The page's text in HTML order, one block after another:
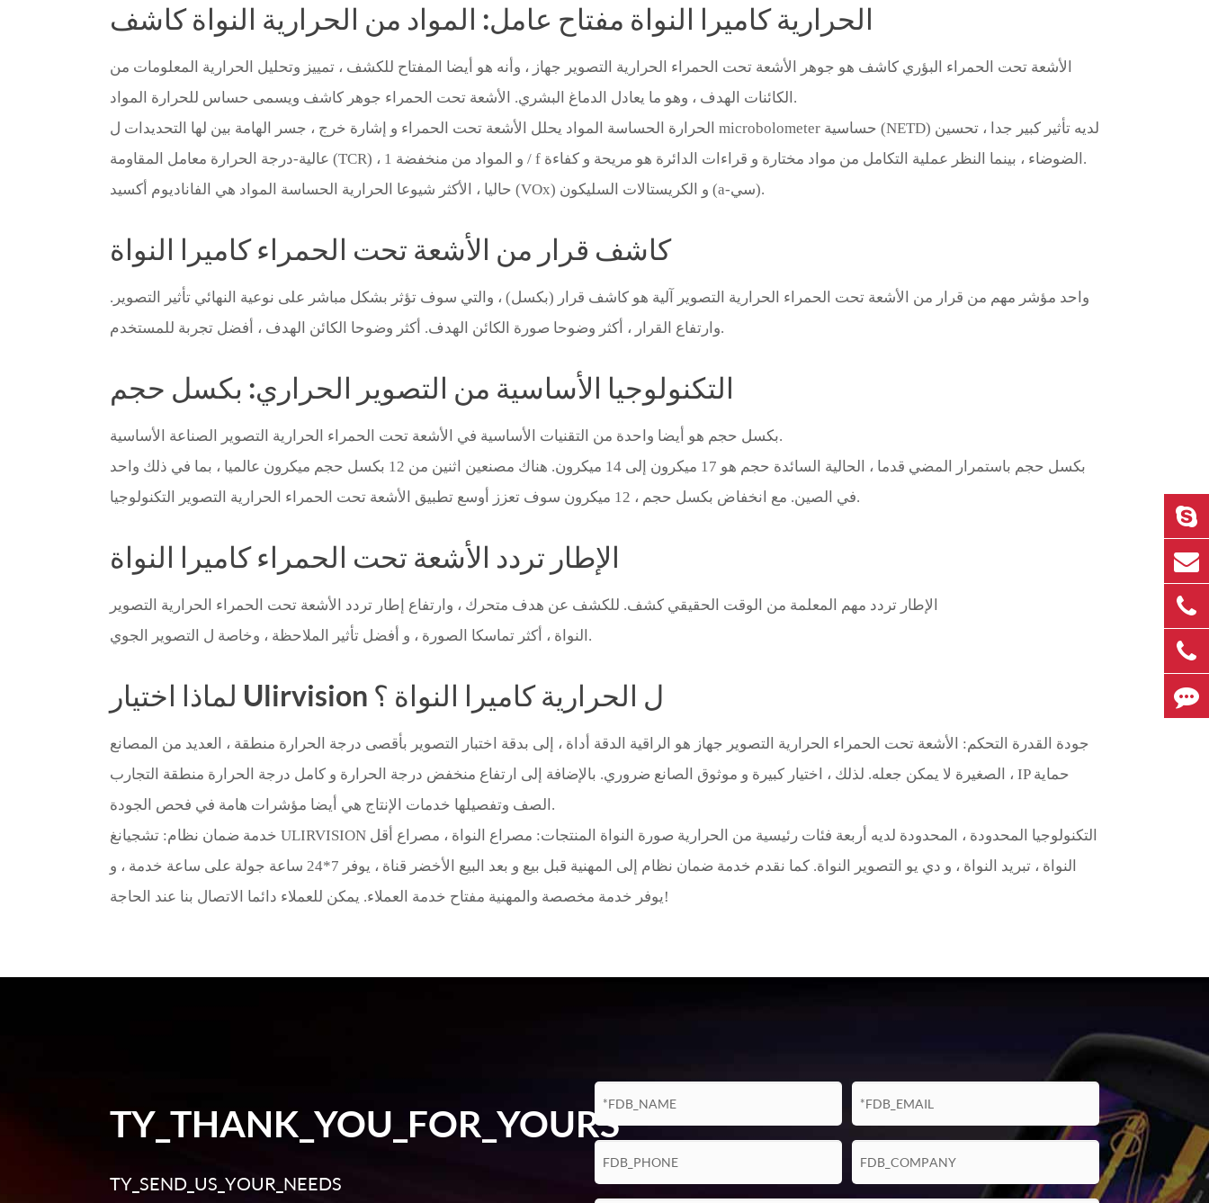
الحرارية كاميرا النواة مفتاح عامل: المواد من الحرارية النواة كاشف
الأشعة تحت الحمراء البؤري كاشف هو جوهر الأشعة تحت الحمراء الحرارية التصوير جهاز ، وأنه هو أيضا المفتاح للكشف ، تمييز وتحليل الحرارية المعلومات من
الكائنات الهدف ، وهو ما يعادل الدماغ البشري. الأشعة تحت الحمراء جوهر كاشف ويسمى حساس للحرارة المواد.
الحرارة الحساسة المواد يحلل الأشعة تحت الحمراء و إشارة خرج ، جسر الهامة بين لها التحديدات ل microbolometer حساسية (NETD) لديه تأثير كبير جدا ، تحسين
عالية-درجة الحرارة معامل المقاومة (TCR) ، و المواد من منخفضة 1 / f الضوضاء ، بينما النظر عملية التكامل من مواد مختارة و قراءات الدائرة هو مريحة و كفاءة.
حاليا ، الأكثر شيوعا الحرارية الحساسة المواد هي الفاناديوم أكسيد (VOx) و الكريستالات السليكون (a-سي).
كاشف قرار من الأشعة تحت الحمراء كاميرا النواة
واحد مؤشر مهم من قرار من الأشعة تحت الحمراء الحرارية التصوير آلية هو كاشف قرار (بكسل) ، والتي سوف تؤثر بشكل مباشر على نوعية النهائي تأثير التصوير.
وارتفاع القرار ، أكثر وضوحا صورة الكائن الهدف. أكثر وضوحا الكائن الهدف ، أفضل تجربة للمستخدم.
التكنولوجيا الأساسية من التصوير الحراري: بكسل حجم
بكسل حجم هو أيضا واحدة من التقنيات الأساسية في الأشعة تحت الحمراء الحرارية التصوير الصناعة الأساسية.
بكسل حجم باستمرار المضي قدما ، الحالية السائدة حجم هو 17 ميكرون إلى 14 ميكرون. هناك مصنعين اثنين من 12 بكسل حجم ميكرون عالميا ، بما في ذلك واحد
في الصين. مع انخفاض بكسل حجم ، 12 ميكرون سوف تعزز أوسع تطبيق الأشعة تحت الحمراء الحرارية التصوير التكنولوجيا.
الإطار تردد الأشعة تحت الحمراء كاميرا النواة
الإطار تردد مهم المعلمة من الوقت الحقيقي كشف. للكشف عن هدف متحرك ، وارتفاع إطار تردد الأشعة تحت الحمراء الحرارية التصوير
النواة ، أكثر تماسكا الصورة ، و أفضل تأثير الملاحظة ، وخاصة ل التصوير الجوي.
لماذا اختيار Ulirvision ل الحرارية كاميرا النواة ؟
جودة القدرة التحكم: الأشعة تحت الحمراء الحرارية التصوير جهاز هو الراقية الدقة أداة ، إلى بدقة اختبار التصوير بأقصى درجة الحرارة منطقة ، العديد من المصانع
الصغيرة لا يمكن جعله. لذلك ، اختيار كبيرة و موثوق الصانع ضروري. بالإضافة إلى ارتفاع منخفض درجة الحرارة و كامل درجة الحرارة منطقة التجارب ، IP حماية
الصف وتفصيلها خدمات الإنتاج هي أيضا مؤشرات هامة في فحص الجودة.
خدمة ضمان نظام: تشجيانغ ULIRVISION التكنولوجيا المحدودة ، المحدودة لديه أربعة فئات رئيسية من الحرارية صورة النواة المنتجات: مصراع النواة ، مصراع أقل
النواة ، تبريد النواة ، و دي يو التصوير النواة. كما نقدم خدمة ضمان نظام إلى المهنية قبل بيع و بعد البيع الأخضر قناة ، يوفر 7*24 ساعة جولة على ساعة خدمة ، و
يوفر خدمة مخصصة والمهنية مفتاح خدمة العملاء. يمكن للعملاء دائما الاتصال بنا عند الحاجة!
TY_THANK_YOU_FOR_YOURS
TY_SEND_US_YOUR_NEEDS